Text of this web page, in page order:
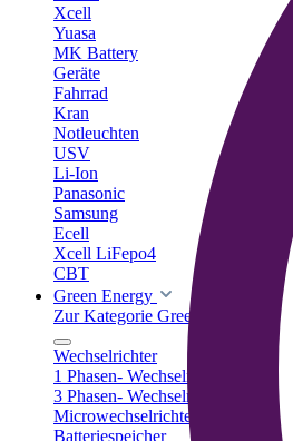
Xcell
Yuasa
MK Battery
Geräte
Fahrrad
Kran
Notleuchten
USV
Li-Ion
Panasonic
Samsung
Ecell
Xcell LiFepo4
CBT
Green Energy
Zur Kategorie Green Energy
Wechselrichter
1 Phasen- Wechselrichter
3 Phasen- Wechselrichter
Microwechselrichter
Batteriespeicher